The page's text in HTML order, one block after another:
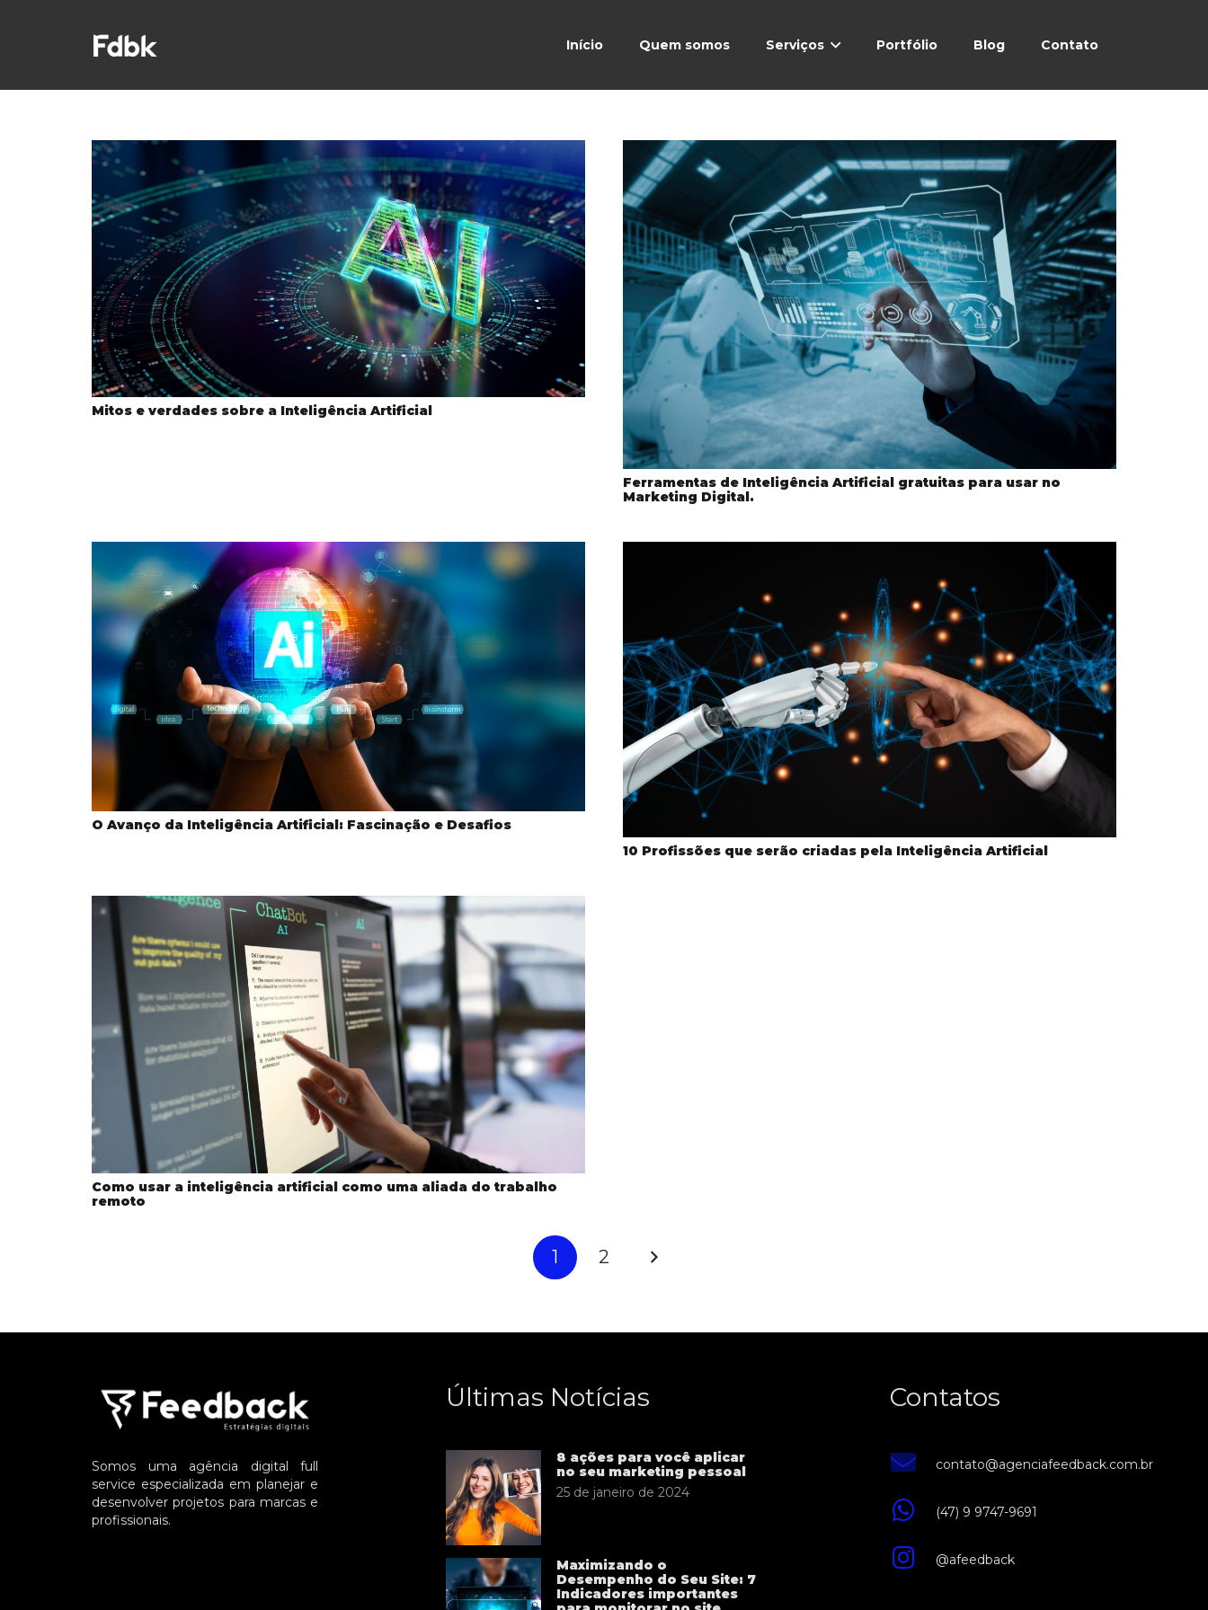
Início Quem somos Serviços Portfólio Blog Contato
Mitos e verdades sobre a Inteligência Artificial
Ferramentas de Inteligência Artificial gratuitas para usar no
Marketing Digital.
O Avanço da Inteligência Artificial: Fascinação e Desafios
10 Profissões que serão criadas pela Inteligência Artificial
Como usar a inteligência artificial como uma aliada do trabalho
remoto
1 2
Somos uma agência digital full
service especializada em planejar e
desenvolver projetos para marcas e
profissionais.
Últimas Notícias
8 ações para você aplicar
no seu marketing pessoal
25 de janeiro de 2024
Maximizando o
Desempenho do Seu Site: 7
Indicadores importantes
Contatos
contato@agenciafeedback.com.br
(47) 9 9747-9691
@afeedback